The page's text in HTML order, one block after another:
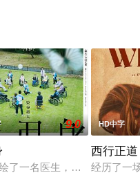
仁萌生拍一部《河南人在
9.0
了一名医生，因一种围绕“
HD中字
西行正道
经历了一